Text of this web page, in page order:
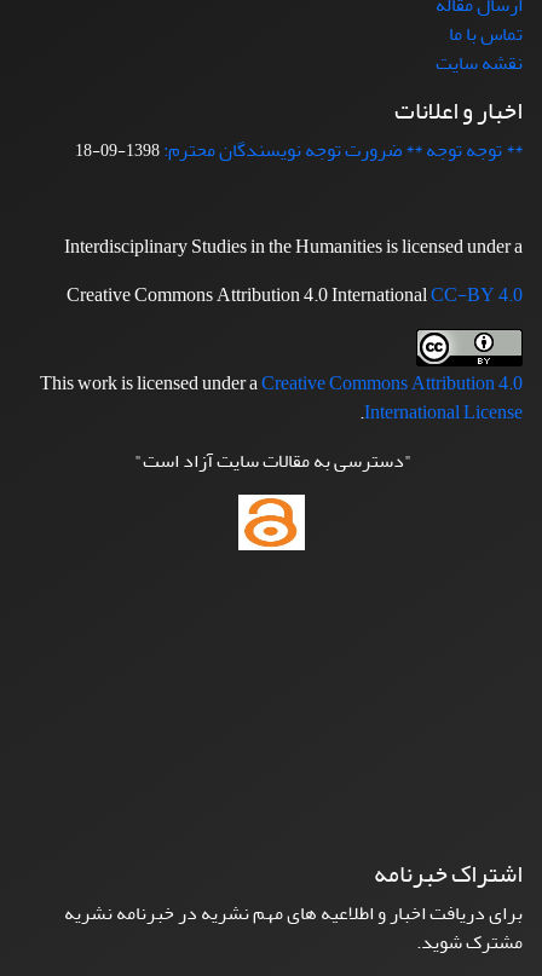
تماس با ما
نقشه سایت
اخبار و اعلانات
** توجه توجه ** ضرورت توجه نویسندگان محترم:1398-09-18
Interdisciplinary Studies in the Humanities is licensed under a
Creative Commons Attribution 4.0 InternationalCC-BY 4.0
This work is licensed under aCreative Commons Attribution 4.0
International License
.
"دسترسی به مقالات سایت آزاد است"
اشتراک خبرنامه
برای دریافت اخبار و اطلاعیه های مهم نشریه در خبرنامه نشریه
مشترک شوید.